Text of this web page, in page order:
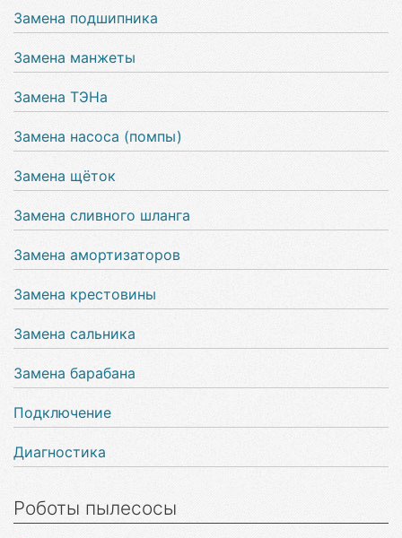
Замена подшипника
Замена манжеты
Замена ТЭНа
Замена насоса (помпы)
Замена щёток
Замена сливного шланга
Замена амортизаторов
Замена крестовины
Замена сальника
Замена барабана
Подключение
Диагностика
Роботы пылесосы